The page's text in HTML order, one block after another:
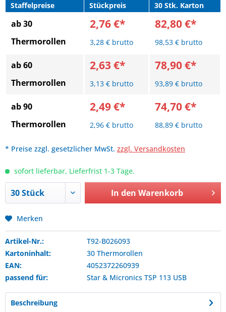
Staffelpreise Stückpreis 30 Stk. Karton
ab 30
Thermorollen
2,76 €*
3,28 € brutto
82,80 €*
98,53 € brutto
ab 60
Thermorollen
2,63 €*
3,13 € brutto
78,90 €*
93,89 € brutto
ab 90
Thermorollen
2,49 €*
2,96 € brutto
74,70 €*
88,89 € brutto
* Preise zzgl. gesetzlicher MwSt. zzgl. Versandkosten
sofort lieferbar, Lieferfrist 1-3 Tage.
In den Warenkorb
Merken
Artikel-Nr.:
T92-B026093
Kartoninhalt:
30 Thermorollen
EAN:
4052372260939
passend für:
Star & Micronics TSP 113 USB
Beschreibung